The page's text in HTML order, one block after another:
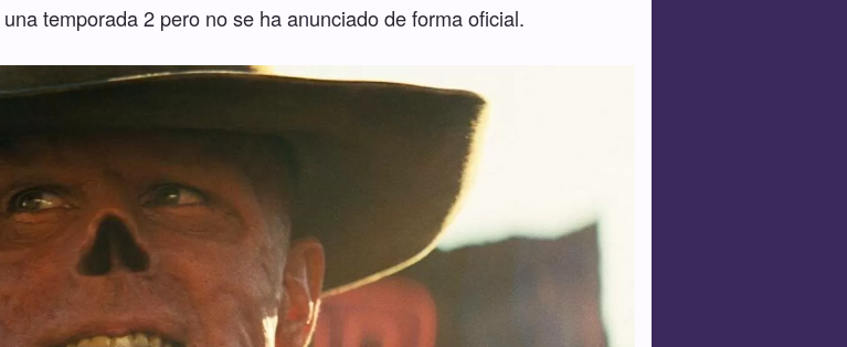
temporada 2 pero no se ha anunciado de forma oficial.